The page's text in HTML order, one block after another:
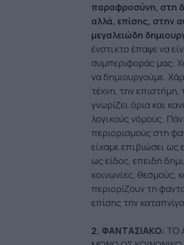
παραφροσύνη, στη
αλλά, επίσης, στην
μεγαλειώδη
ένστικτο έπαψε να
συμπεριφοράς μας.
να δημιουργούμε.
τέχνη, την
γνωρίζει όρια και
λογικούς νόμους.
περιορισμούς στη
είχαμε επιβιώσει
ως είδος, επειδή
κοινωνίες, θεσμούς,
περιορίζουν τη
επίσης την
2. ΦΑΝΤΑΣΙΑΚΟ: ΤΟ